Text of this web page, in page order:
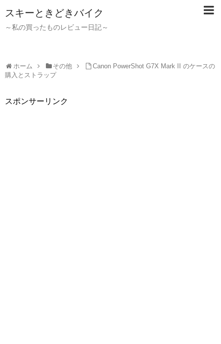
スキーときどきバイク
～私の買ったものレビュー日記～
ホーム その他
Canon PowerShot G7X Mark II のケースの
購入とストラップ
スポンサーリンク